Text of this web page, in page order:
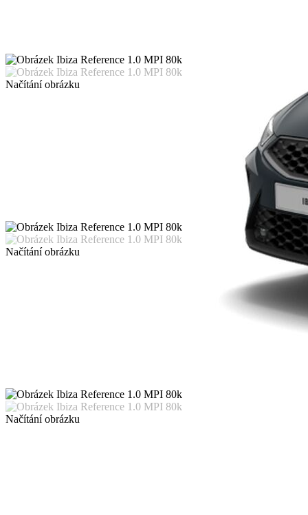
Načítání obrázku
Načítání obrázku
Načítání obrázku